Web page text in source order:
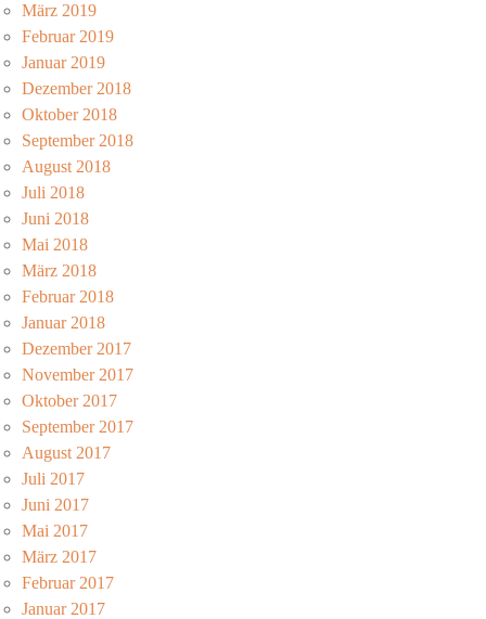
März 2019
Februar 2019
Januar 2019
Dezember 2018
Oktober 2018
September 2018
August 2018
Juli 2018
Juni 2018
Mai 2018
März 2018
Februar 2018
Januar 2018
Dezember 2017
November 2017
Oktober 2017
September 2017
August 2017
Juli 2017
Juni 2017
Mai 2017
März 2017
Februar 2017
Januar 2017